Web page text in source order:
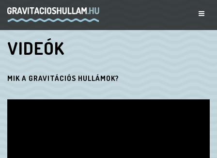
VIDEÓK
MIK A GRAVITÁCIÓS HULLÁMOK?